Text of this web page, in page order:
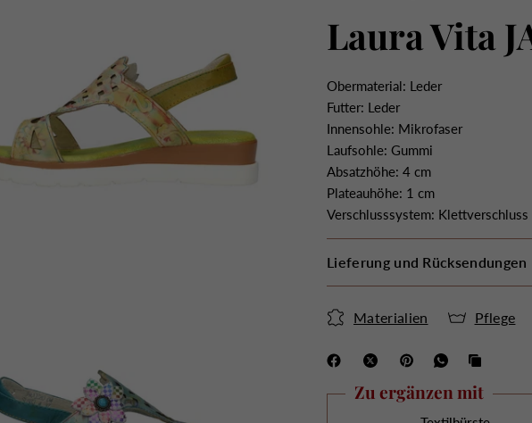
Laura Vita
Obermaterial: Leder
Futter: Leder
Innensohle: Mikrofaser
Laufsohle: Gummi
Absatzhöhe: 4 cm
Plateauhöhe: 1 cm
Verschlusssystem: Klettverschluss
Lieferung und Rücksendungen
Materialien Pflege
Zu ergänzen mit